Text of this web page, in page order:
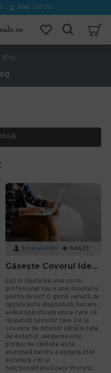
0740 230 170
Blog
EchipaSanito 66623
Găsește Covorul Ideal pentru Afacerea Ta: Soluții Personalizate și Funcționale
Ești in căutarea unui covor
profesional sau a unei mochete
pentru birou? O gamă variată de
opțiuni este disponibilă, fiecare
având specificații unice care să
răspundă nevoilor tale. De la
covoare de interior până la cele
de exterior, alegerea unui
produs de calitate este
esențială pentru a asigura atât
estetică, cât și
funcționalitate.Covor Profesi..